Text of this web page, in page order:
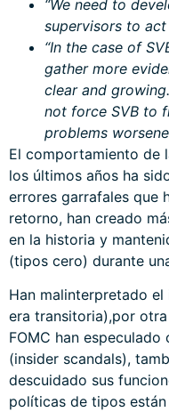
“We need to
supervisors to
“In the case of
gather more
clear and
not force SVB to
problems
El comportamiento de
los últimos años ha
errores garrafales que
retorno, han creado
en la historia y
(tipos cero) durante
Han malinterpretado
era transitoria),por
FOMC han
(insider scandals),
descuidado sus
políticas de tipos